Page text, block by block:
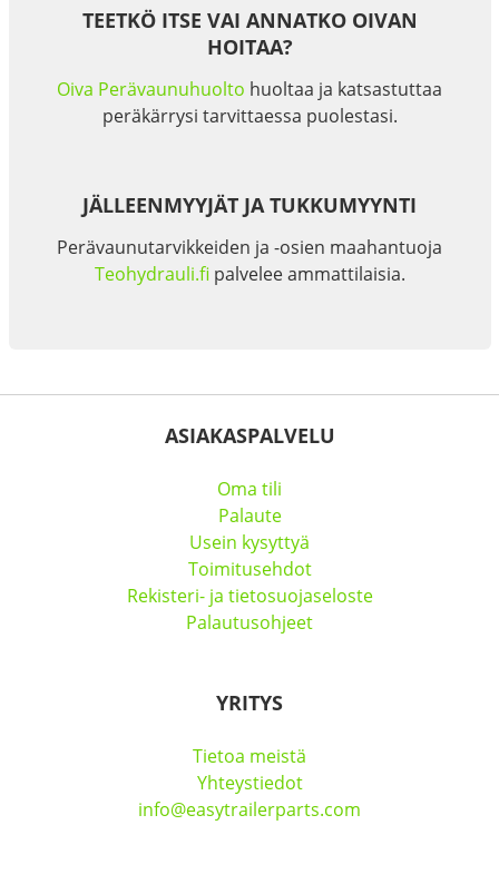
TEETKÖ ITSE VAI ANNATKO OIVAN
HOITAA?
Oiva Perävaunuhuolto huoltaa ja katsastuttaa
peräkärrysi tarvittaessa puolestasi.
JÄLLEENMYYJÄT JA TUKKUMYYNTI
Perävaunutarvikkeiden ja -osien maahantuoja
Teohydrauli.fi palvelee ammattilaisia.
ASIAKASPALVELU
Oma tili
Palaute
Usein kysyttyä
Toimitusehdot
Rekisteri- ja tietosuojaseloste
Palautusohjeet
YRITYS
Tietoa meistä
Yhteystiedot
info@easytrailerparts.com